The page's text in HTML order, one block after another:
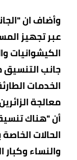
وأضاف ان
عبر تجهيز
الكيشوانيات
جانب
الخدمات
معالجة
أن "هناك
الحالات
والنساء وكبار